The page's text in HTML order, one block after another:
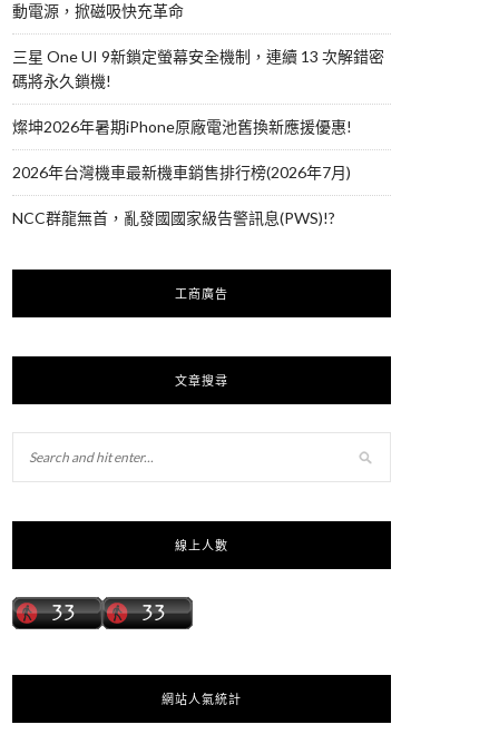
動電源，掀磁吸快充革命
三星 One UI 9新鎖定螢幕安全機制，連續 13 次解錯密
碼將永久鎖機!
燦坤2026年暑期iPhone原廠電池舊換新應援優惠!
2026年台灣機車最新機車銷售排行榜(2026年7月)
NCC群龍無首，亂發國國家級告警訊息(PWS)!?
工商廣告
文章搜尋
線上人數
網站人氣統計